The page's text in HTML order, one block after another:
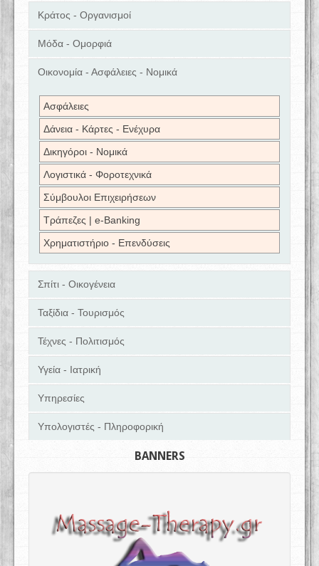
Κράτος - Οργανισμοί
Μόδα - Ομορφιά
Οικονομία - Ασφάλειες - Νομικά
Ασφάλειες
Δάνεια - Κάρτες - Ενέχυρα
Δικηγόροι - Νομικά
Λογιστικά - Φοροτεχνικά
Σύμβουλοι Επιχειρήσεων
Τράπεζες | e-Banking
Χρηματιστήριο - Επενδύσεις
Σπίτι - Οικογένεια
Ταξίδια - Τουρισμός
Τέχνες - Πολιτισμός
Υγεία - Ιατρική
Υπηρεσίες
Υπολογιστές - Πληροφορική
BANNERS